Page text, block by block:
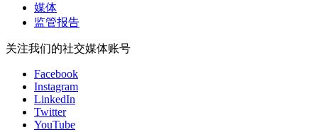
媒体
监管报告
关注我们的社交媒体账号
Facebook
Instagram
LinkedIn
Twitter
YouTube